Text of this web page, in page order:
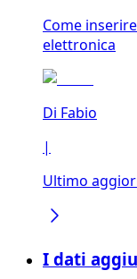
Come
elettronica
Di Fabio
|
Ultimo
I dati